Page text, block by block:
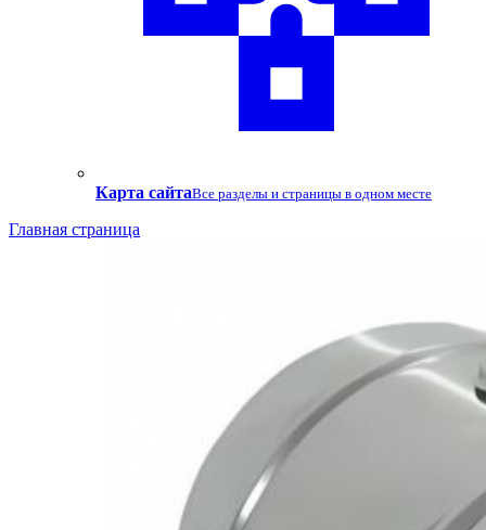
Карта сайтаВсе разделы и страницы в одном месте
Главная страница